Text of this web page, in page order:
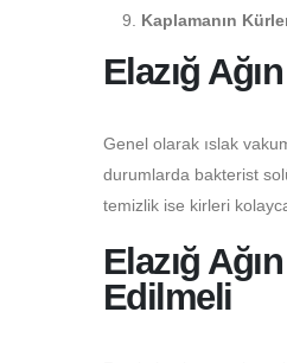
Kaplamanın
Elazığ
Genel olarak ıslak
durumlarda bakterist
temizlik ise kirleri
Elazığ
Edilmeli